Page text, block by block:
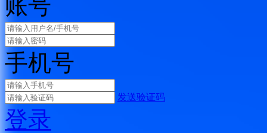
账号
手机号
发送验证码
登录